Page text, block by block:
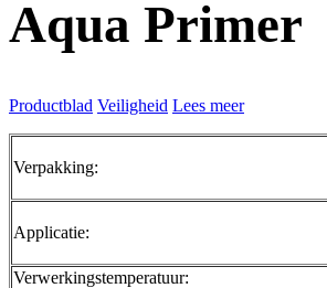
Aqua Primer
Productblad Veiligheid Lees meer
Verpakking:
Applicatie:
Verwerkingstemperatuur: